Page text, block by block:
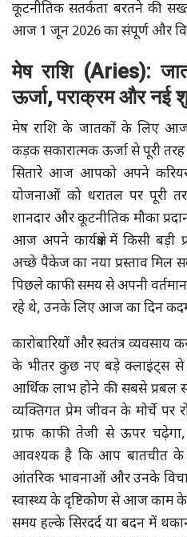
कूटनीतिक सतर्कता बरतने की
आज 1 जून 2026 का संपूर्ण और
मेष राशि (Aries):
ऊर्जा, पराक्रम और नई
मेष राशि के जातकों के लिए
कड़क सकारात्मक ऊर्जा से पूरी तरह
सितारे आज आपको अपने
योजनाओं को धरातल पर पूरी
शानदार और कूटनीतिक मौका
आज अपने कार्यक्षेत्र में किसी
अच्छे पैकेज का नया प्रस्ताव मिल
पिछले काफी समय से अपनी
रहे थे, उनके लिए आज का दिन
कारोबारियों और स्वतंत्र
के भीतर कुछ नए बड़े क्लाइंट्स से
आर्थिक लाभ होने की सबसे प्रबल
व्यक्तिगत प्रेम जीवन के मोर्चे
ग्राफ काफी तेजी से ऊपर
आवश्यक है कि आप बातचीत के
आंतरिक भावनाओं और उनके
स्वास्थ्य के दृष्टिकोण से आज काम
समय हल्के सिरदर्द या बदन में